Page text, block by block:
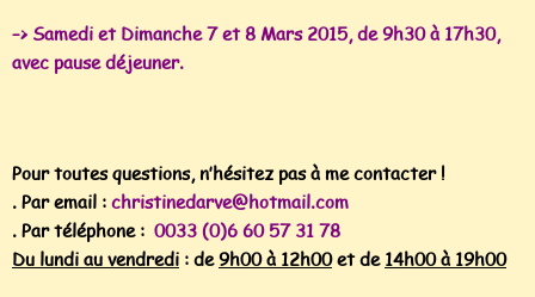
–> Samedi et Dimanche 7 et 8 Mars 2015, de 9h30 à 17h30,
avec pause déjeuner.
Pour toutes questions, n’hésitez pas à me contacter !
. Par email :christinedarve@hotmail.com
. Par téléphone : 0033 (0)6 60 57 31 78
Du lundi au vendredi : de9h00 à 12h00et de14h00 à 19h00